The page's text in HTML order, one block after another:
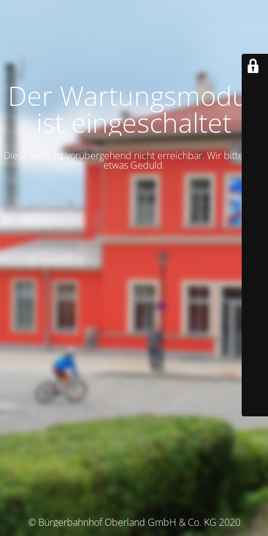
Der Wartungsmodus
ist eingeschaltet
Diese Seite ist vorübergehend nicht erreichbar. Wir bitten um
etwas Geduld.
© Bürgerbahnhof Oberland GmbH & Co. KG 2020